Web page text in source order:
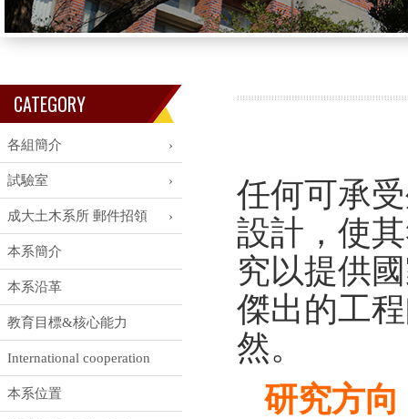
CATEGORY
各組簡介
試驗室
成大土木系所 郵件招領
本系簡介
本系沿革
教育目標&核心能力
International cooperation
本系位置
任何可承
設計，使
究以提供
傑出的工
然。
研究方向